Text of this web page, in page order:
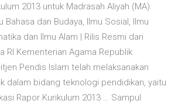
2013 untuk Madrasah Aliyah (MA)
Bahasa dan Budaya, Ilmu Sosial, Ilmu
dan Ilmu Alam | Rilis Resmi dari
RI Kementerian Agama Republik
Pendis Islam telah melaksanakan
dalam bidang teknologi pendidikan, yaitu
Rapor Kurikulum 2013 … Sampul